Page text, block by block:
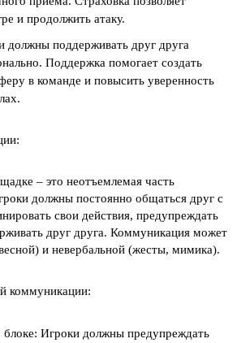
и продолжить атаку.
должны поддерживать друг друга
Поддержка помогает создать
в команде и повысить уверенность
– это неотъемлемая часть
должны постоянно общаться друг с
свои действия, предупреждать
друг друга. Коммуникация может
и невербальной (жесты, мимика).
коммуникации:
Игроки должны предупреждать